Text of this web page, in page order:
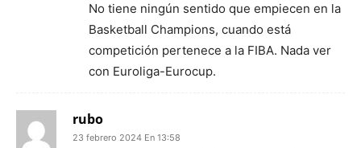
No tiene ningún sentido que empiecen en la
Basketball Champions, cuando está
competición pertenece a la FIBA. Nada ver
con Euroliga-Eurocup.
rubo
23 febrero 2024 En 13:58